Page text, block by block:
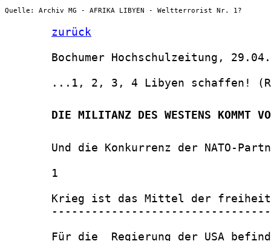
Quelle: Archiv MG - AFRIKA LIBYEN - Weltterrorist Nr. 1?
zurück
Bochumer Hochschulzeitung,
...1, 2, 3, 4 Libyen schaffen!
DIE MILITANZ DES WESTENS KOMMT